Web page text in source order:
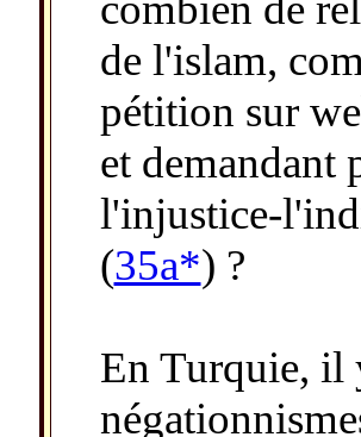
de l'islam,
pétition sur
et demandant
l'injustice-
(35a*) ?
En Turquie, il